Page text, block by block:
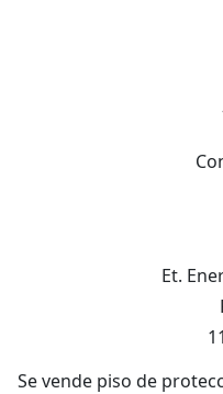
Et.
Se vende piso de